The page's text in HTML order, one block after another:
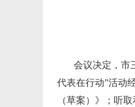
会议决定，市
代表在行动”活动
（草案）》；听